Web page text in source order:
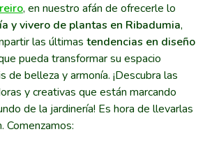
, en nuestro afán de ofrecerle lo
y vivero de plantas en Ribadumia,
las últimas tendencias en diseño
pueda transformar su espacio
de belleza y armonía. ¡Descubra las
y creativas que están marcando
de la jardinería! Es hora de llevarlas
Comenzamos: